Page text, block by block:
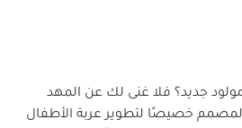
جديد؟ فلا غنى لك عن المهد
خصيصًا لتطوير عربة الأطفال